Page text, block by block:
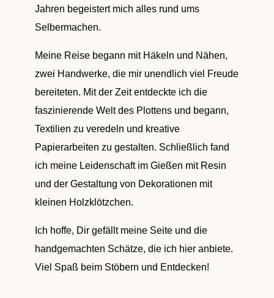
Jahren begeistert mich alles rund ums
Selbermachen.
Meine Reise begann mit Häkeln und Nähen,
zwei Handwerke, die mir unendlich viel Freude
bereiteten. Mit der Zeit entdeckte ich die
faszinierende Welt des Plottens und begann,
Textilien zu veredeln und kreative
Papierarbeiten zu gestalten. Schließlich fand
ich meine Leidenschaft im Gießen mit Resin
und der Gestaltung von Dekorationen mit
kleinen Holzklötzchen.
Ich hoffe, Dir gefällt meine Seite und die
handgemachten Schätze, die ich hier anbiete.
Viel Spaß beim Stöbern und Entdecken!